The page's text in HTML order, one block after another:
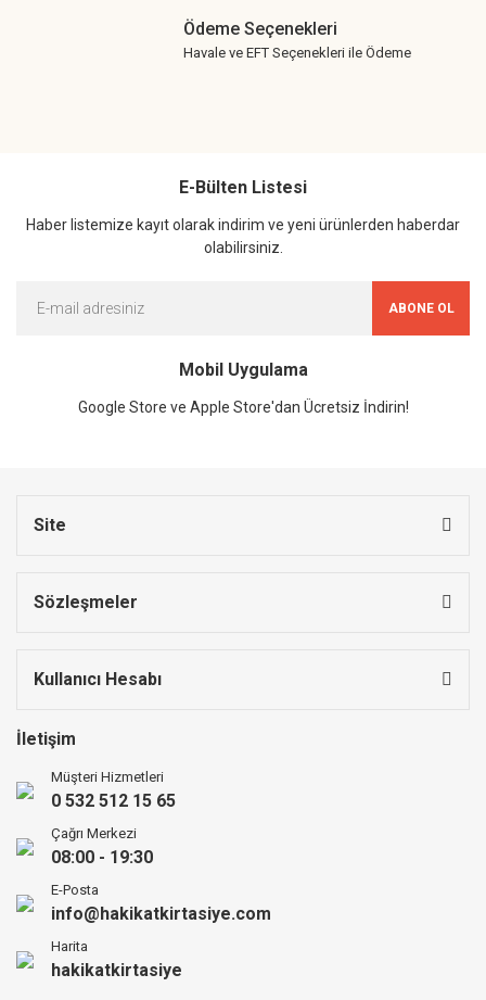
Ödeme Seçenekleri
Havale ve EFT Seçenekleri ile Ödeme
E-Bülten Listesi
Haber listemize kayıt olarak indirim ve yeni ürünlerden haberdar
olabilirsiniz.
ABONE OL
Mobil Uygulama
Google Store ve Apple Store'dan Ücretsiz İndirin!
Site
Sözleşmeler
Kullanıcı Hesabı
İletişim
Müşteri Hizmetleri
0 532 512 15 65
Çağrı Merkezi
08:00 - 19:30
E-Posta
info@hakikatkirtasiye.com
Harita
hakikatkirtasiye